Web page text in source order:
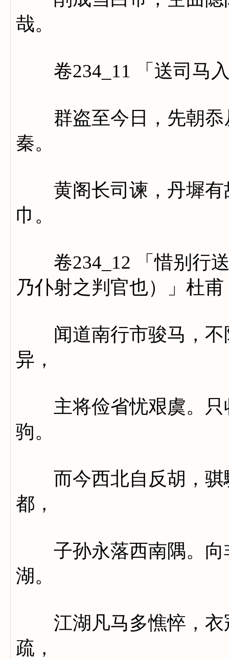
哉。
卷234_11 「送司马
群盗至今日，先朝忝
秦。
黄阁长司谏，丹墀有
巾。
卷234_12 「惜别行送
乃仆射之判官也）」杜甫
闻道南行市骏马，不
异，
主将俭省忧艰虞。只
驹。
而今西北自反胡，骐
都，
子孙永落西南隅。向
湖。
江湖凡马多憔悴，衣
疏，